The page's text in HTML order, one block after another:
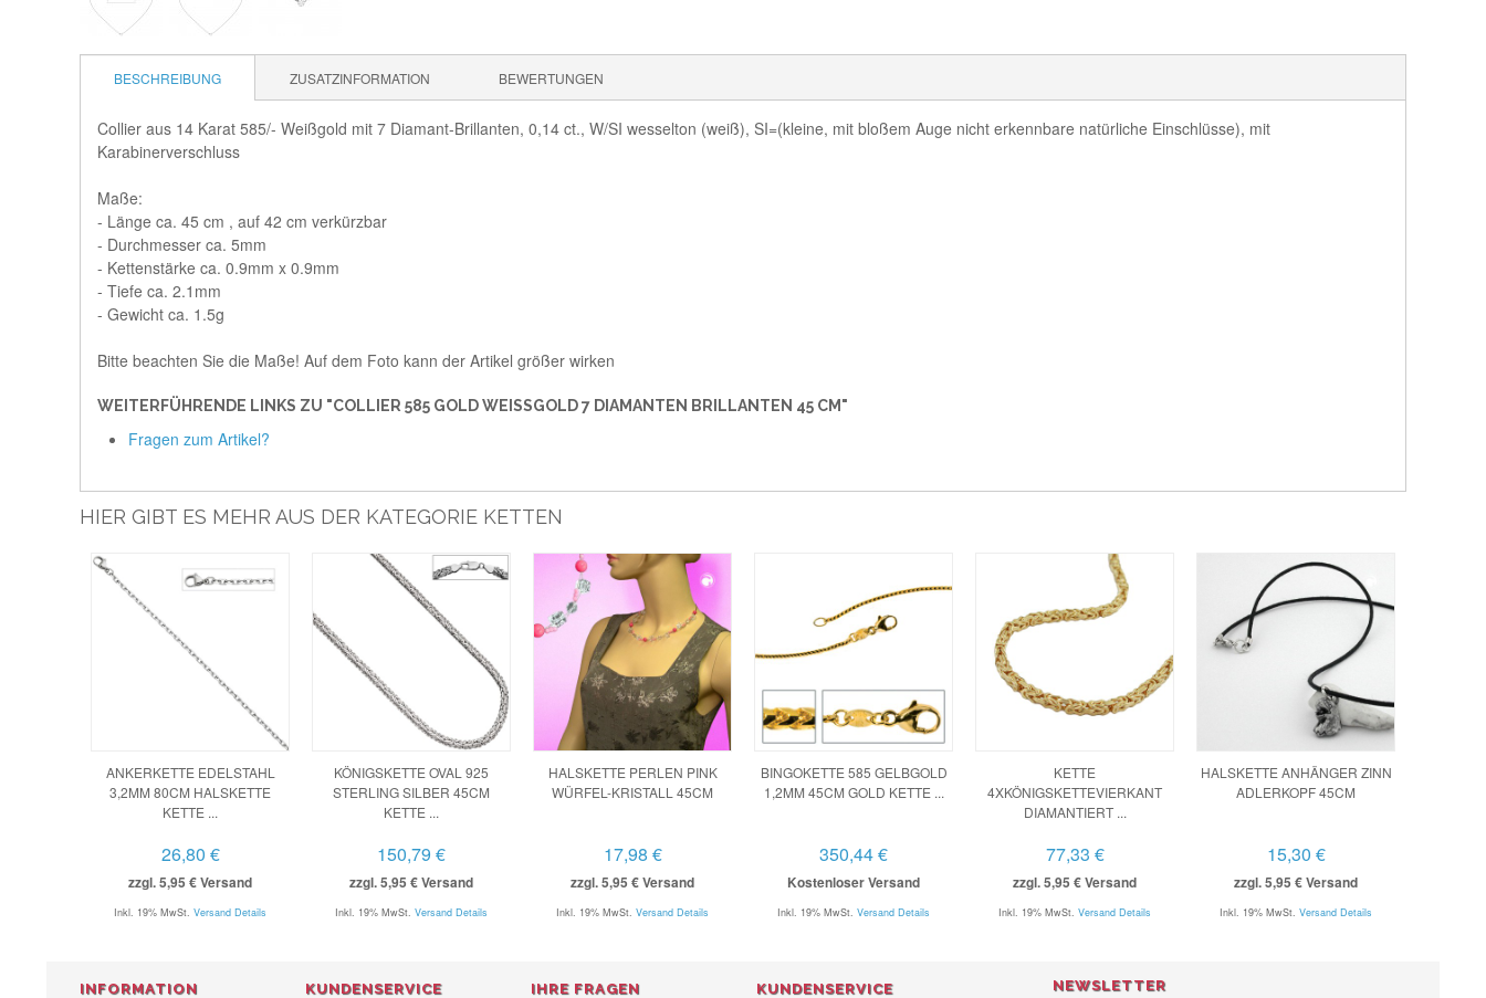
BESCHREIBUNG ZUSATZINFORMATION BEWERTUNGEN
Collier aus 14 Karat 585/- Weißgold mit 7 Diamant-Brillanten, 0,14 ct., W/SI wesselton (weiß), SI=(kleine, mit bloßem Auge nicht erkennbare natürliche Einschlüsse), mit
Karabinerverschluss
Maße:
- Länge ca. 45 cm , auf 42 cm verkürzbar
- Durchmesser ca. 5mm
- Kettenstärke ca. 0.9mm x 0.9mm
- Tiefe ca. 2.1mm
- Gewicht ca. 1.5g
Bitte beachten Sie die Maße! Auf dem Foto kann der Artikel größer wirken
WEITERFÜHRENDE LINKS ZU "COLLIER 585 GOLD WEISSGOLD 7 DIAMANTEN BRILLANTEN 45 CM"
Fragen zum Artikel?
HIER GIBT ES MEHR AUS DER KATEGORIE KETTEN
ANKERKETTE EDELSTAHL
3,2MM 80CM HALSKETTE
KETTE ...
26,80 €
zzgl. 5,95 € Versand
Inkl. 19% MwSt. Versand Details
KÖNIGSKETTE OVAL 925
STERLING SILBER 45CM
KETTE ...
150,79 €
zzgl. 5,95 € Versand
Inkl. 19% MwSt. Versand Details
HALSKETTE PERLEN PINK
WÜRFEL-KRISTALL 45CM
17,98 €
zzgl. 5,95 € Versand
Inkl. 19% MwSt. Versand Details
BINGOKETTE 585 GELBGOLD
1,2MM 45CM GOLD KETTE ...
350,44 €
Kostenloser Versand
Inkl. 19% MwSt. Versand Details
KETTE
4XKÖNIGSKETTEVIERKANT
DIAMANTIERT ...
77,33 €
zzgl. 5,95 € Versand
Inkl. 19% MwSt. Versand Details
HALSKETTE ANHÄNGER ZINN
ADLERKOPF 45CM
15,30 €
zzgl. 5,95 € Versand
Inkl. 19% MwSt. Versand Details
NEWSLETTER
INFORMATION KUNDENSERVICE IHRE FRAGEN KUNDENSERVICE